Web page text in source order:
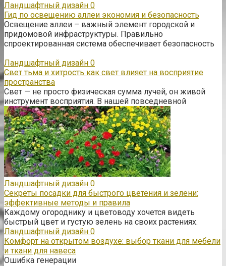
Ландшафтный дизайн 0
Гид по освещению аллеи экономия и безопасность
Освещение аллеи – важный элемент городской и
придомовой инфраструктуры. Правильно
спроектированная система обеспечивает безопасность
Ландшафтный дизайн 0
Свет тьма и хитрость как свет влияет на восприятие
пространства
Свет — не просто физическая сумма лучей, он живой
инструмент восприятия. В нашей повседневной
Ландшафтный дизайн 0
Секреты посадки для быстрого цветения и зелени:
эффективные методы и правила
Каждому огороднику и цветоводу хочется видеть
быстрый цвет и густую зелень на своих растениях.
Ландшафтный дизайн 0
Комфорт на открытом воздухе: выбор ткани для мебели
и ткани для навеса
Ошибка генерации